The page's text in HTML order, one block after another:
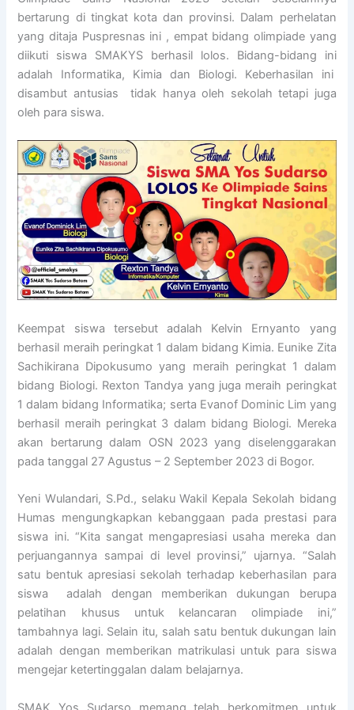
bertarung di tingkat kota dan provinsi. Dalam perhelatan
yang ditaja Puspresnas ini , empat bidang olimpiade yang
diikuti siswa SMAKYS berhasil lolos. Bidang-bidang ini
adalah Informatika, Kimia dan Biologi. Keberhasilan ini
disambut antusias tidak hanya oleh sekolah tetapi juga
oleh para siswa.
Keempat siswa tersebut adalah Kelvin Ernyanto yang
berhasil meraih peringkat 1 dalam bidang Kimia. Eunike Zita
Sachikirana Dipokusumo yang meraih peringkat 1 dalam
bidang Biologi. Rexton Tandya yang juga meraih peringkat
1 dalam bidang Informatika; serta Evanof Dominic Lim yang
berhasil meraih peringkat 3 dalam bidang Biologi. Mereka
akan bertarung dalam OSN 2023 yang diselenggarakan
pada tanggal 27 Agustus – 2 September 2023 di Bogor.
Yeni Wulandari, S.Pd., selaku Wakil Kepala Sekolah bidang
Humas mengungkapkan kebanggaan pada prestasi para
siswa ini. “Kita sangat mengapresiasi usaha mereka dan
perjuangannya sampai di level provinsi,” ujarnya. “Salah
satu bentuk apresiasi sekolah terhadap keberhasilan para
siswa adalah dengan memberikan dukungan berupa
pelatihan khusus untuk kelancaran olimpiade ini,”
tambahnya lagi. Selain itu, salah satu bentuk dukungan lain
adalah dengan memberikan matrikulasi untuk para siswa
mengejar ketertinggalan dalam belajarnya.